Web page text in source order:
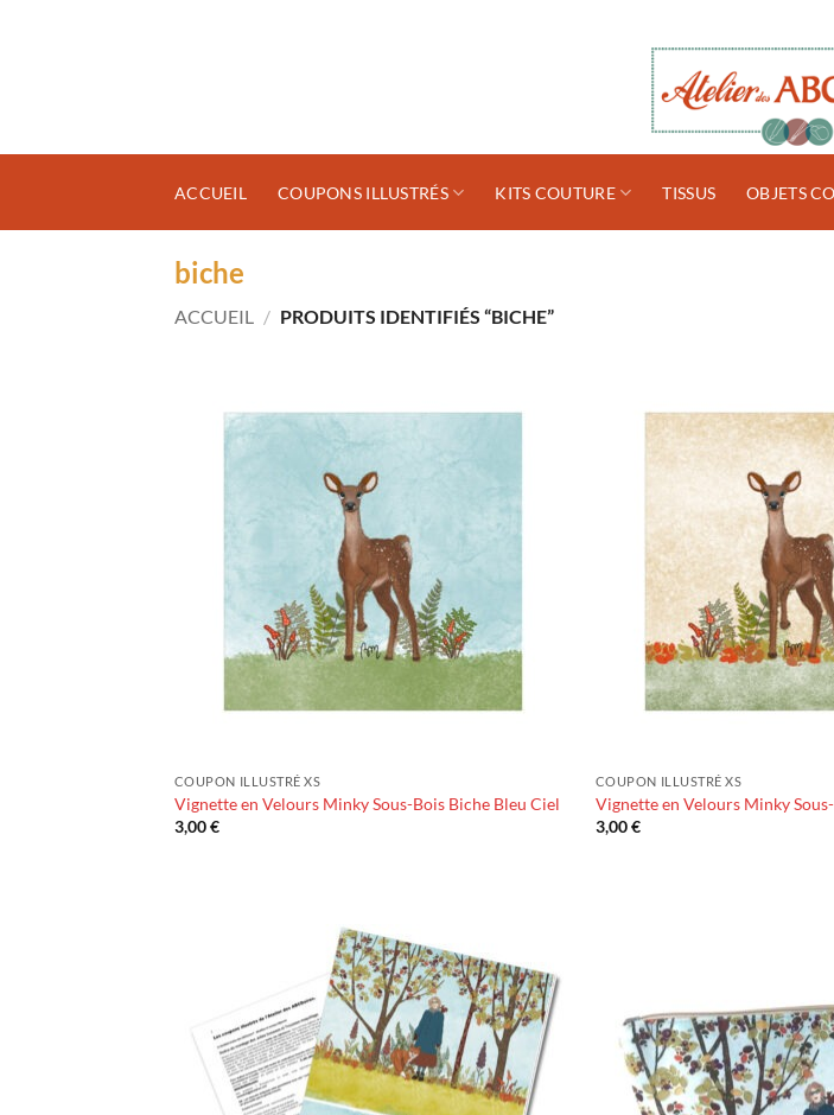
ACCUEIL COUPONS ILLUSTRÉS KITS COUTURE TISSUS OBJETS
biche
ACCUEIL / PRODUITS IDENTIFIÉS “BICHE”
COUPON ILLUSTRÉ XS
Vignette en Velours Minky Sous-Bois Biche Bleu Ciel
3,00€
COUPON ILLUSTRÉ XS
Vignette en Velours Minky
3,00€